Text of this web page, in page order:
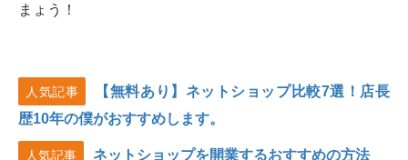
まょう！
人気記事
【無料あり】ネットショップ比較7選！店長
歴10年の僕がおすすめします。
人気記事 ネットショップを開業するおすすめの方法